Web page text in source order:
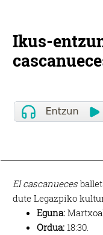
Ikus-
El cascanueces
dute Legazpiko
Eguna:
Ordua: 18:30.